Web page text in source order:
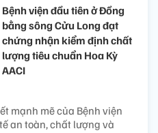
Bệnh viện đầu tiên ở Đồng
bằng sông Cửu Long đạt
chứng nhận kiểm định chất
lượng tiêu chuẩn Hoa Kỳ
AACI
mạnh mẽ của Bệnh viện
an toàn, chất lượng và